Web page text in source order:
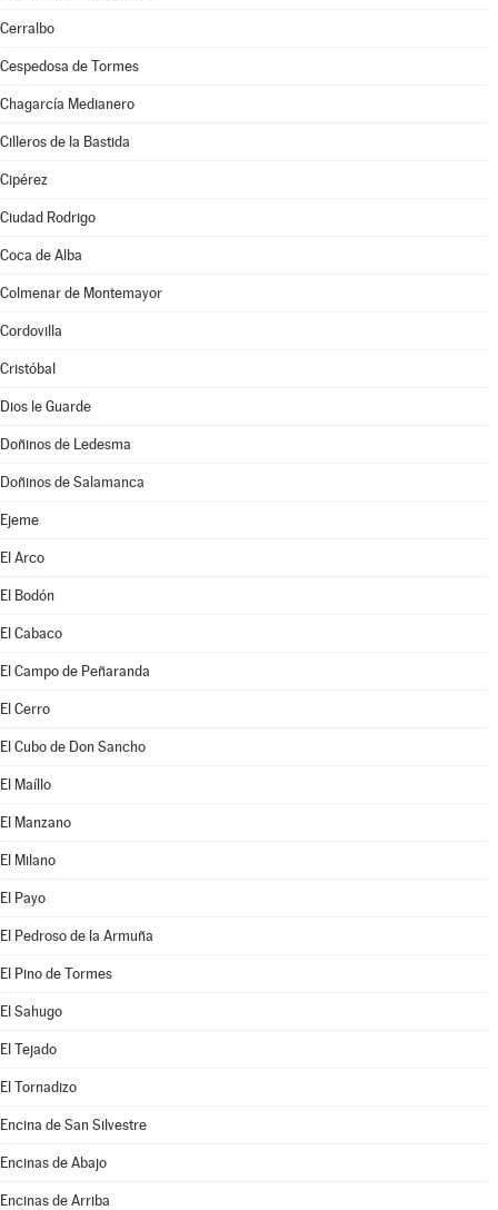
Cerralbo
Cespedosa de Tormes
Chagarcía Medianero
Cilleros de la Bastida
Cipérez
Ciudad Rodrigo
Coca de Alba
Colmenar de Montemayor
Cordovilla
Cristóbal
Dios le Guarde
Doñinos de Ledesma
Doñinos de Salamanca
Ejeme
El Arco
El Bodón
El Cabaco
El Campo de Peñaranda
El Cerro
El Cubo de Don Sancho
El Maíllo
El Manzano
El Milano
El Payo
El Pedroso de la Armuña
El Pino de Tormes
El Sahugo
El Tejado
El Tornadizo
Encina de San Silvestre
Encinas de Abajo
Encinas de Arriba